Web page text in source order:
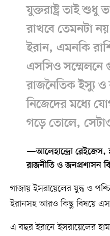
যুক্তরাষ্ট্র তাই
রাখবে তেমনটা
ইরান, এমনকি
এসসিও সম্মেলনে
রাজনৈতিক ইস্যু ও
নিজেদের মধ্যে
গড়ে তোলে,
—আলেহান্দ্রো রেইজেস,
রাজনীতি ও জনপ্রশাসন
গাজায় ইসরায়েলের যুদ্ধ ও
ইরানসহ আরও কিছু বিষয়ে
এ বছর ইরানে ইসরায়েলের